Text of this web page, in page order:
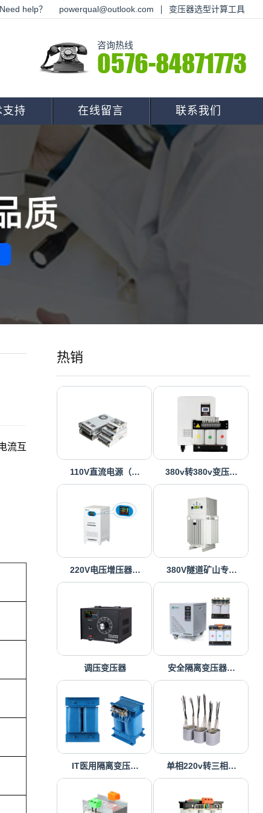
help？ powerqual@outlook.com 变压器选型计算工具
咨询热线
0576-84871773
支持 在线留言 联系我们
热销
110V直流电源（… 380v转380v变压…
220V电压增压器… 380V隧道矿山专…
调压变压器 安全隔离变压器…
IT医用隔离变压… 单相220v转三相…
流互